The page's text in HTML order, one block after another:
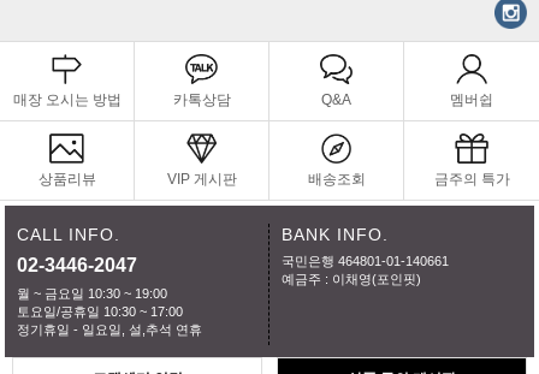
매장 오시는 방법 카톡상담 Q&A 멤버쉽
상품리뷰 VIP 게시판 배송조회 금주의 특가
CALL INFO.
02-3446-2047
월 ~ 금요일 10:30 ~ 19:00
토요일/공휴일 10:30 ~ 17:00
정기휴일 - 일요일, 설,추석 연휴
BANK INFO.
국민은행 464801-01-140661
예금주 : 이채영(포인핏)